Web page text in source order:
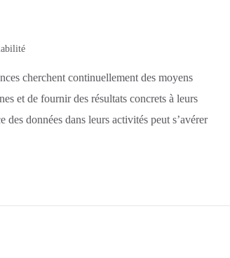
cherchent continuellement des moyens
et de fournir des résultats concrets à leurs
données dans leurs activités peut s’avérer